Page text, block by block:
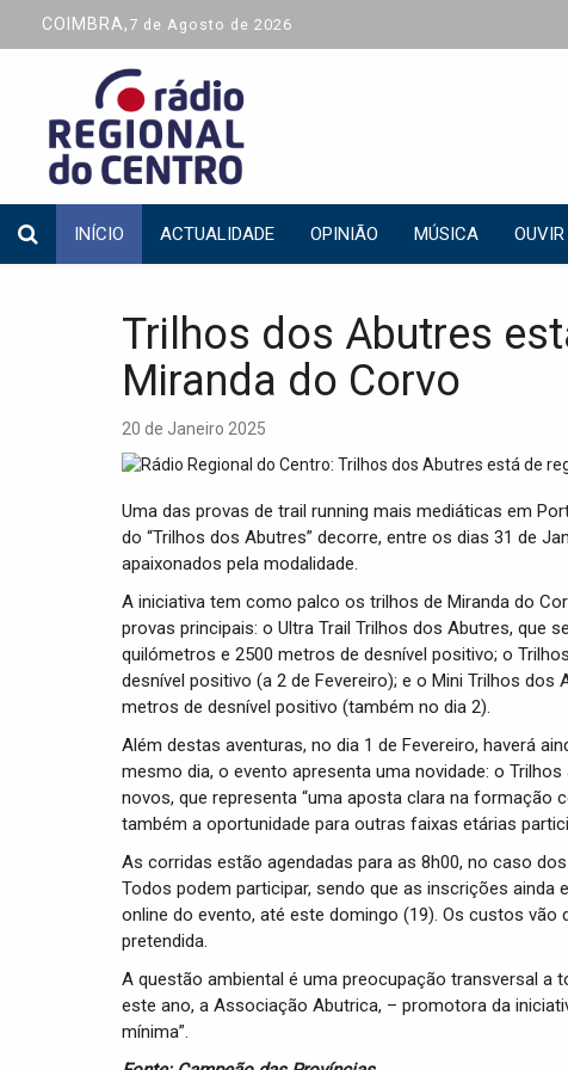
COIMBRA, 7 de Agosto de 2026
INÍCIO ACTUALIDADE OPINIÃO MÚSICA
Trilhos dos Abutres
Miranda do Corvo
20 de Janeiro 2025
Uma das provas de trail running mais mediáticas em
do “Trilhos dos Abutres” decorre, entre os dias 31 de
apaixonados pela modalidade.
A iniciativa tem como palco os trilhos de Miranda do
provas principais: o Ultra Trail Trilhos dos Abutres, que
quilómetros e 2500 metros de desnível positivo; o
desnível positivo (a 2 de Fevereiro); e o Mini Trilhos
metros de desnível positivo (também no dia 2).
Além destas aventuras, no dia 1 de Fevereiro, haverá
mesmo dia, o evento apresenta uma novidade: o
novos, que representa “uma aposta clara na formação
também a oportunidade para outras faixas etárias
As corridas estão agendadas para as 8h00, no caso
Todos podem participar, sendo que as inscrições
online do evento, até este domingo (19). Os custos
pretendida.
A questão ambiental é uma preocupação transversal a
este ano, a Associação Abutrica, – promotora da
mínima”.